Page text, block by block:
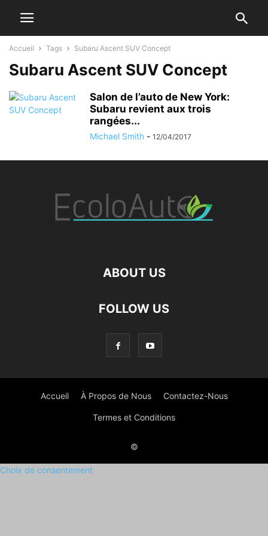
Accueil Tags Subaru Ascent SUV Concept
Subaru Ascent SUV Concept
Salon de l’auto de New York:
Subaru revient aux trois
rangées...
Michael Smith - 12/04/2017
ABOUT US
FOLLOW US
Accueil À Propos de Nous Contactez-Nous
Termes et Conditions
©
Choix de consentement